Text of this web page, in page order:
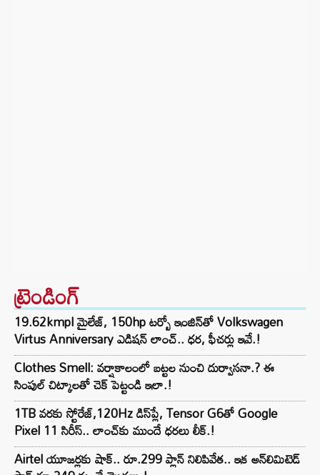
ట్రెండింగ్‌
19.62kmpl మైలేజ్, 150hp టర్బో ఇంజిన్‌తో Volkswagen
Virtus Anniversary ఎడిషన్ లాంచ్.. ధర, ఫీచర్లు ఇవే.!
Clothes Smell: వర్షాకాలంలో బట్టల నుంచి దుర్వాసనా.? ఈ
సింపుల్ చిట్కాలతో చెక్ పెట్టండి ఇలా.!
1TB వరకు స్టోరేజ్,120Hz డిస్‌ప్లే, Tensor G6తో Google
Pixel 11 సిరీస్.. లాంచ్⁭కు ముందే ధరలు లీక్.!
Airtel యూజర్లకు షాక్.. రూ.299 ప్లాన్ నిలిపివేత.. ఇక అన్‌లిమిటెడ్